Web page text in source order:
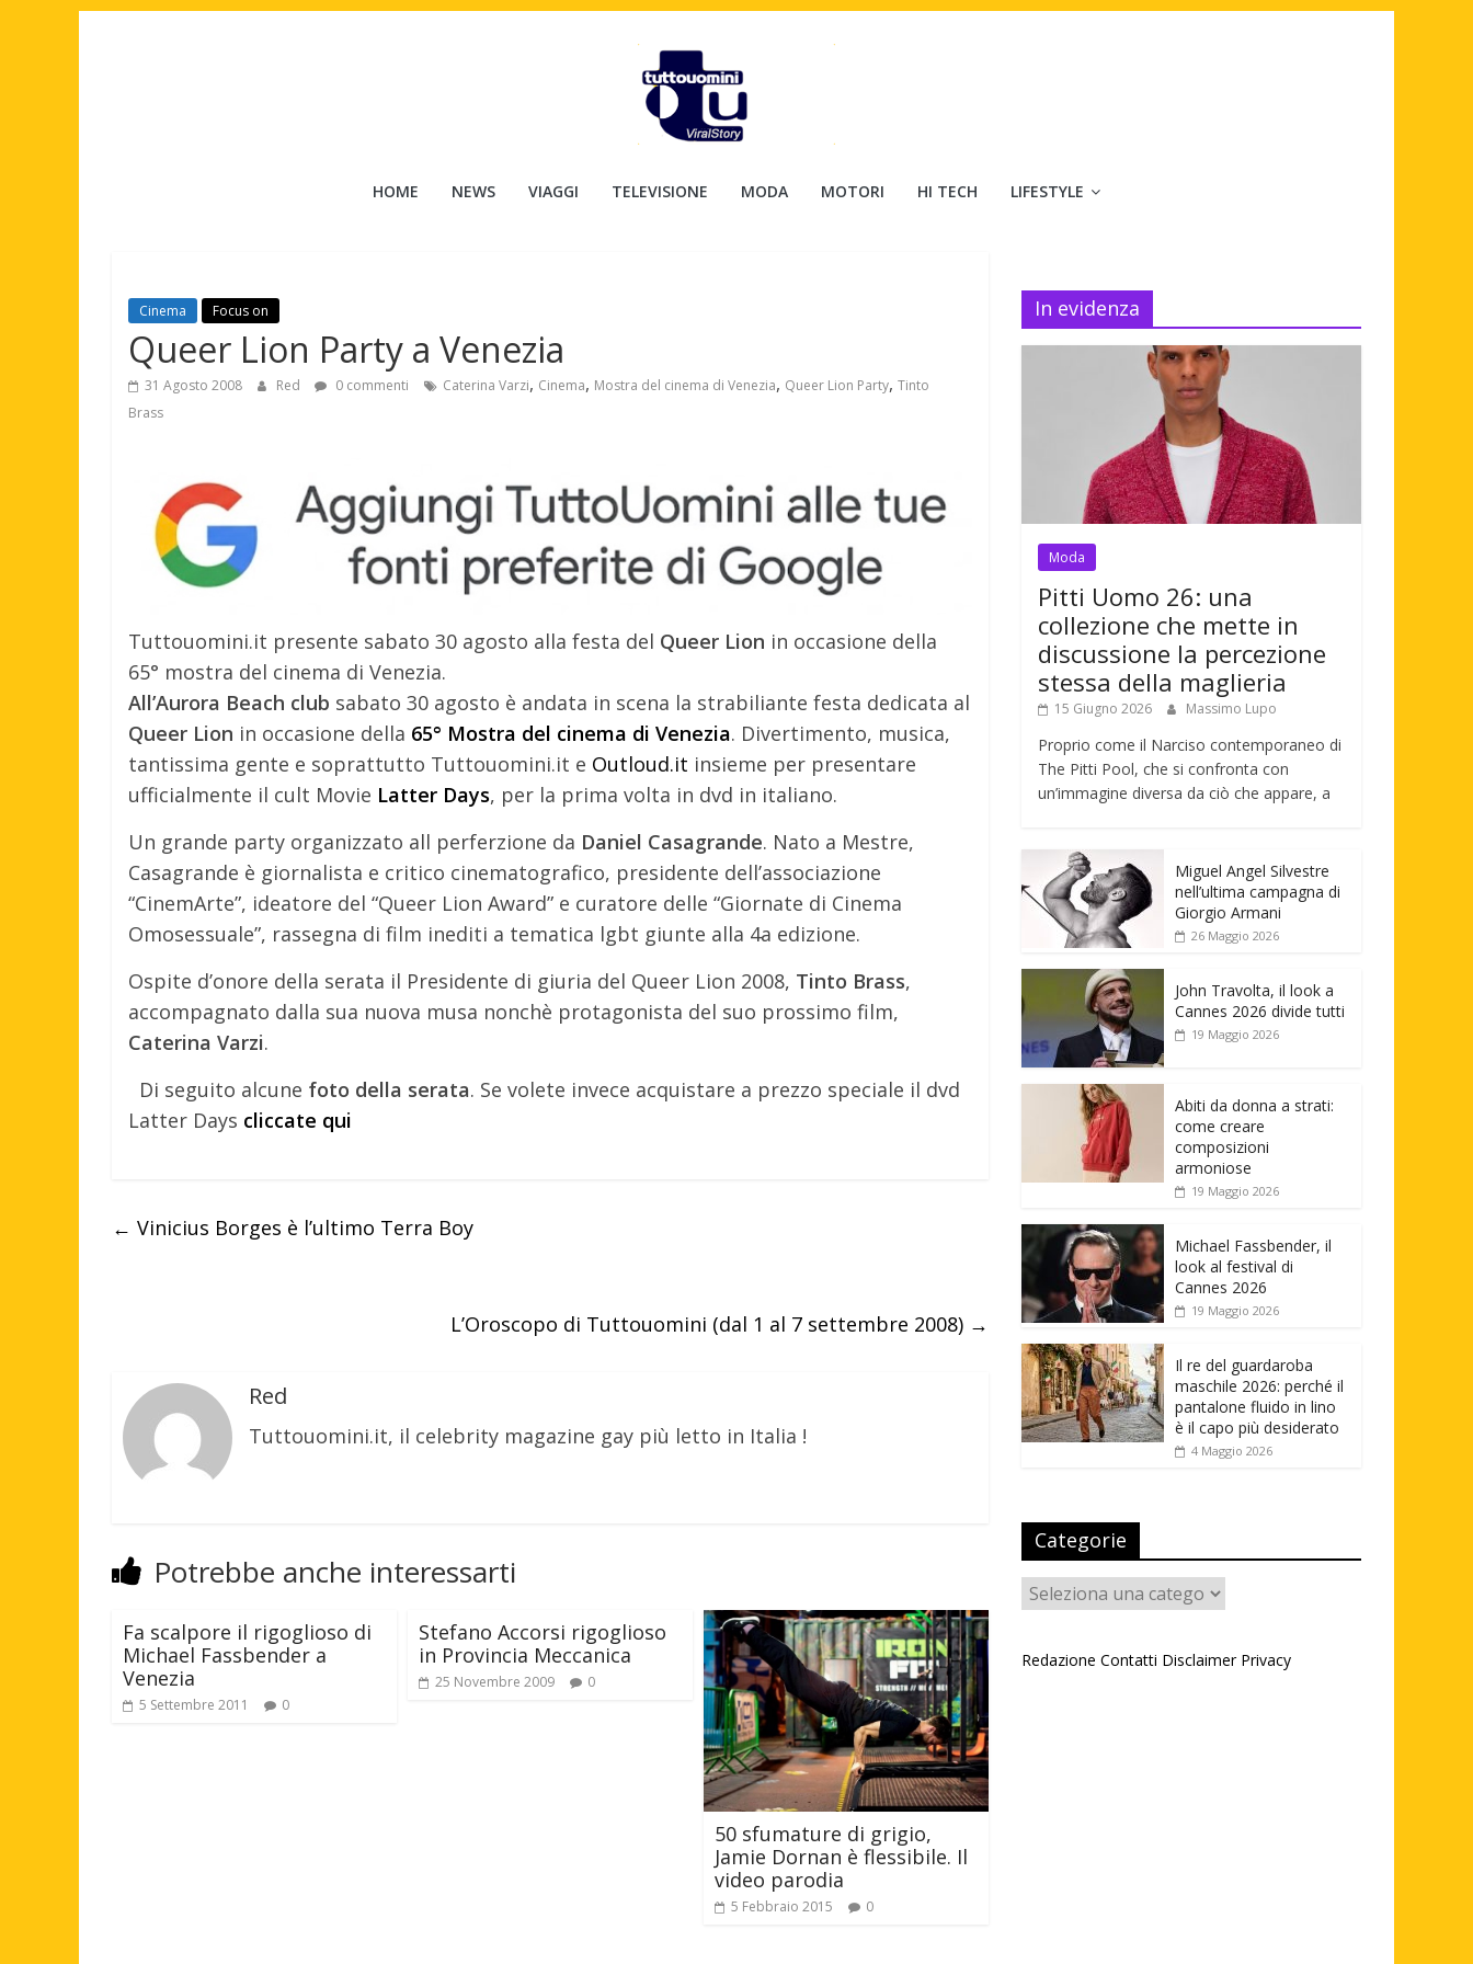
Tuttouomini
Motori,
gay
news
HOME NEWS VIAGGI TELEVISIONE MODA MOTORI HI TECH LIFESTYLE
Cinema Focus on
Queer Lion Party a Venezia
31 Agosto 2008 Red 0 commenti Caterina Varzi, Cinema, Mostra del cinema di Venezia, Queer Lion Party, Tinto
Brass
Tuttouomini.it presente sabato 30 agosto alla festa del Queer Lion in occasione della
65° mostra del cinema di Venezia.
All’Aurora Beach club sabato 30 agosto è andata in scena la strabiliante festa dedicata al
Queer Lion in occasione della 65° Mostra del cinema di Venezia. Divertimento, musica,
tantissima gente e soprattutto Tuttouomini.it e Outloud.it insieme per presentare
ufficialmente il cult Movie Latter Days, per la prima volta in dvd in italiano.
Un grande party organizzato all perferzione da Daniel Casagrande. Nato a Mestre,
Casagrande è giornalista e critico cinematografico, presidente dell’associazione
“CinemArte”, ideatore del “Queer Lion Award” e curatore delle “Giornate di Cinema
Omosessuale”, rassegna di film inediti a tematica lgbt giunte alla 4a edizione.
Ospite d’onore della serata il Presidente di giuria del Queer Lion 2008, Tinto Brass,
accompagnato dalla sua nuova musa nonchè protagonista del suo prossimo film,
Caterina Varzi.
Di seguito alcune foto della serata. Se volete invece acquistare a prezzo speciale il dvd
Latter Days cliccate qui
← Vinicius Borges è l’ultimo Terra Boy
L’Oroscopo di Tuttouomini (dal 1 al 7 settembre 2008) →
Red
Tuttouomini.it, il celebrity magazine gay più letto in Italia !
Potrebbe anche interessarti
Fa scalpore il rigoglioso di
Michael Fassbender a
Venezia
5 Settembre 2011 0
Stefano Accorsi rigoglioso
in Provincia Meccanica
25 Novembre 2009 0
50 sfumature di grigio,
Jamie Dornan è flessibile. Il
video parodia
5 Febbraio 2015 0
In evidenza
Moda
Pitti Uomo 26: una
collezione che mette in
discussione la percezione
stessa della maglieria
15 Giugno 2026 Massimo Lupo
Proprio come il Narciso contemporaneo di
The Pitti Pool, che si confronta con
un’immagine diversa da ciò che appare, a
Miguel Angel Silvestre
nell’ultima campagna di
Giorgio Armani
26 Maggio 2026
John Travolta, il look a
Cannes 2026 divide tutti
19 Maggio 2026
Abiti da donna a strati:
come creare
composizioni
armoniose
19 Maggio 2026
Michael Fassbender, il
look al festival di
Cannes 2026
19 Maggio 2026
Il re del guardaroba
maschile 2026: perché il
pantalone fluido in lino
è il capo più desiderato
4 Maggio 2026
Categorie
Categorie
Redazione Contatti Disclaimer Privacy